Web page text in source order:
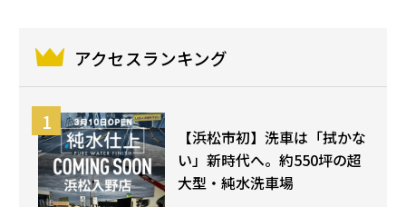
アクセスランキング
【浜松市初】洗車は「拭かな
い」新時代へ。約550坪の超
大型・純水洗車場